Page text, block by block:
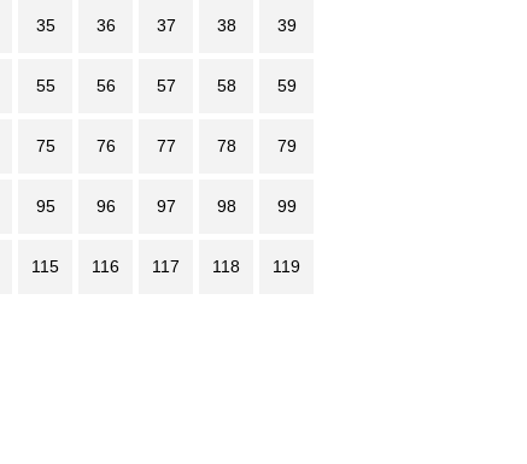
35 36 37 38 39
55 56 57 58 59
75 76 77 78 79
95 96 97 98 99
115 116 117 118 119